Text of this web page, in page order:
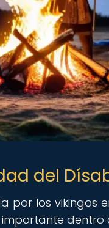
del
por los vikingos